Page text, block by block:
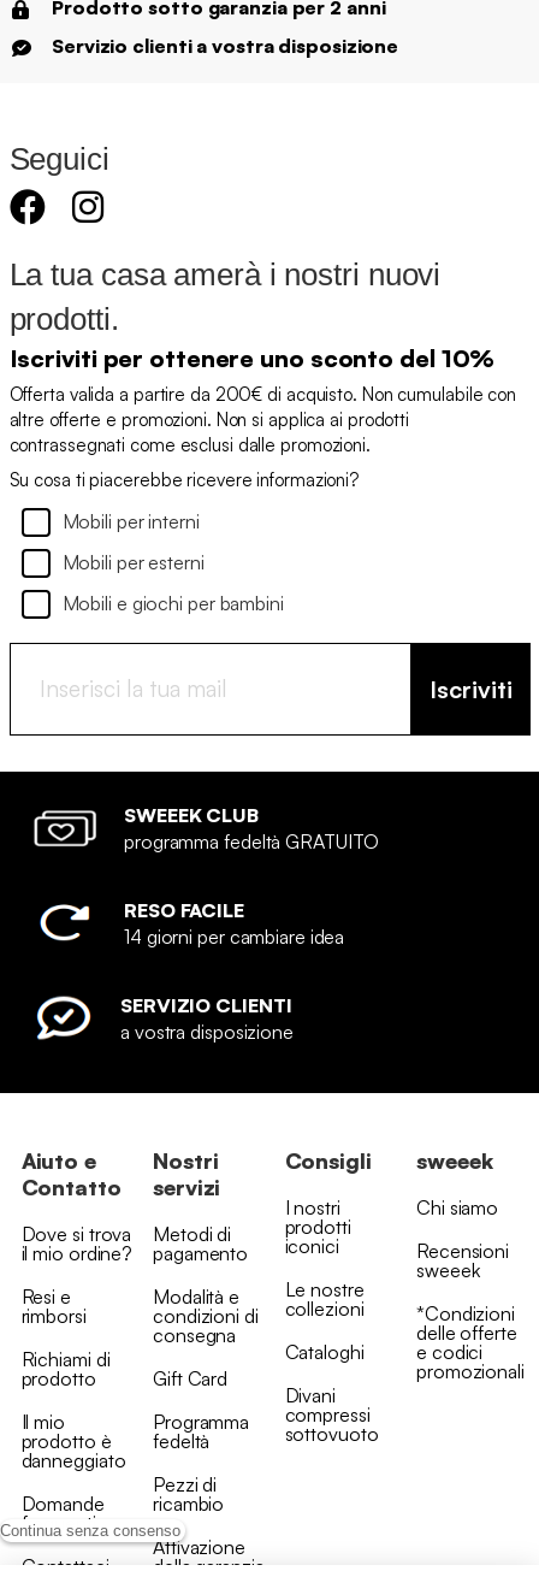
Continua senza consenso
Prodotto sotto garanzia per 2 anni
Servizio clienti a vostra disposizione
Seguici
La tua casa amerà i nostri nuovi
prodotti.
Iscriviti per ottenere uno sconto del 10%
Offerta valida a partire da 200€ di acquisto. Non cumulabile con
altre offerte e promozioni. Non si applica ai prodotti
contrassegnati come esclusi dalle promozioni.
Su cosa ti piacerebbe ricevere informazioni?
Mobili per interni
Mobili per esterni
Mobili e giochi per bambini
Iscriviti
SWEEEK CLUB
programma fedeltà GRATUITO
RESO FACILE
14 giorni per cambiare idea
SERVIZIO CLIENTI
a vostra disposizione
Aiuto e
Contatto
Dove si trova
il mio ordine?
Resi e
rimborsi
Richiami di
prodotto
Il mio
prodotto è
danneggiato
Domande
frequenti
Nostri
servizi
Metodi di
pagamento
Modalità e
condizioni di
consegna
Gift Card
Programma
fedeltà
Pezzi di
ricambio
Attivazione
Consigli
I nostri
prodotti
iconici
Le nostre
collezioni
Cataloghi
Divani
compressi
sottovuoto
sweeek
Chi siamo
Recensioni
sweeek
*Condizioni
delle offerte
e codici
promozionali